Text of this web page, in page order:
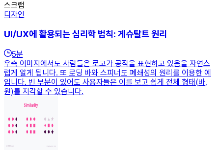
스크랩
디자인
UI/UX에 활용되는 심리학 법칙: 게슈탈트 원리
5분
우측 이미지에서도 사람들은 로고가 공작을 표현하고 있음을 자연스
럽게 알게 됩니다. 또 로딩 바와 스피너도 폐쇄성의 원리를 이용한 예
입니다. 빈 부분이 있어도 사용자들은 이를 보고 쉽게 전체 형태(바,
원)를 지각할 수 있습니다.